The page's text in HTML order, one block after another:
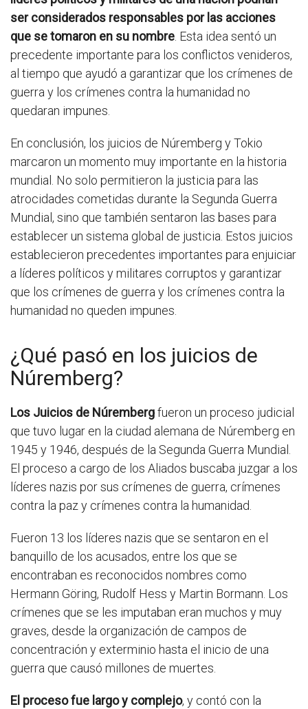
ser considerados responsables por las acciones
que se tomaron en su nombre . Esta idea sentó un
precedente importante para los conflictos venideros,
al tiempo que ayudó a garantizar que los crímenes de
guerra y los crímenes contra la humanidad no
quedaran impunes.
En conclusión, los juicios de Núremberg y Tokio
marcaron un momento muy importante en la historia
mundial. No solo permitieron la justicia para las
atrocidades cometidas durante la Segunda Guerra
Mundial, sino que también sentaron las bases para
establecer un sistema global de justicia. Estos juicios
establecieron precedentes importantes para enjuiciar
a líderes políticos y militares corruptos y garantizar
que los crímenes de guerra y los crímenes contra la
humanidad no queden impunes.
¿Qué pasó en los juicios de
Núremberg?
Los Juicios de Núrembergfueron un proceso judicial
que tuvo lugar en la ciudad alemana de Núremberg en
1945 y 1946, después de la Segunda Guerra Mundial.
El proceso a cargo de los Aliados buscaba juzgar a los
líderes nazis por sus crímenes de guerra, crímenes
contra la paz y crímenes contra la humanidad.
Fueron 13 los líderes nazis que se sentaron en el
banquillo de los acusados, entre los que se
encontraban es reconocidos nombres como
Hermann Göring, Rudolf Hess y Martin Bormann. Los
crímenes que se les imputaban eran muchos y muy
graves, desde la organización de campos de
concentración y exterminio hasta el inicio de una
guerra que causó millones de muertes.
El proceso fue largo y complejo, y contó con la